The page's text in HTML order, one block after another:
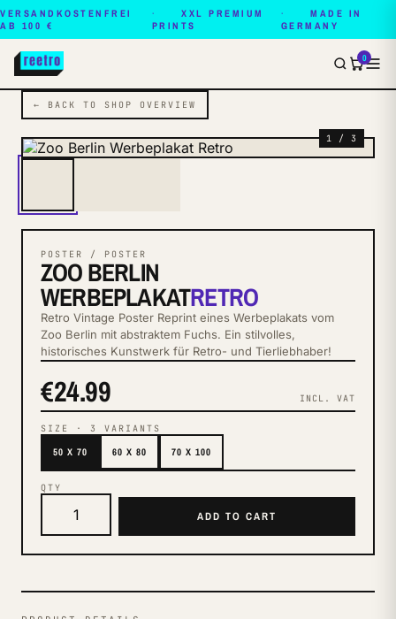
VERSANDKOSTENFREI
AB 100 €
XXL PREMIUM
PRINTS
MADE IN
GERMANY
0
← BACK TO SHOP OVERVIEW
1 / 3
POSTER / POSTER
ZOO BERLIN
WERBEPLAKATRETRO
Retro Vintage Poster Reprint eines Werbeplakats vom
Zoo Berlin mit abstraktem Fuchs. Ein stilvolles,
historisches Kunstwerk für Retro- und Tierliebhaber!
€24.99 INCL. VAT
SIZE · 3 VARIANTS
50 X 70 60 X 80 70 X 100
QTY
ADD TO CART